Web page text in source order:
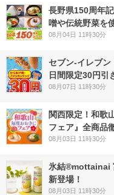
長野県150周年
噌や伝統野菜を
08月04日 11時30分
セブン‐イレブ
日間限定30円引
08月07日 11時30分
関西限定！和歌
フェア』全商品
08月03日 11時30分
氷結®mottainai
新登場！
08月03日 11時30分